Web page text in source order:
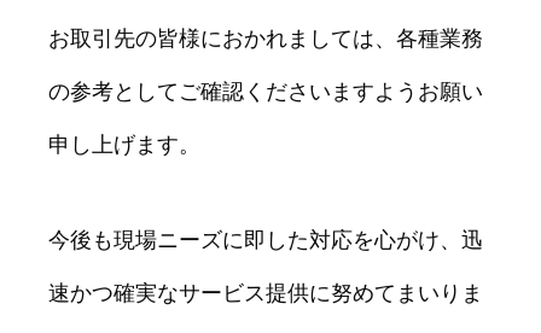
お取引先の皆様におかれましては、各種業務
の参考としてご確認くださいますようお願い
申し上げます。
今後も現場ニーズに即した対応を心がけ、迅
速かつ確実なサービス提供に努めてまいりま